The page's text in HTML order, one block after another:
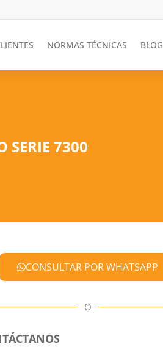
NORMAS TÉCNICAS BLOG
SERIE 7300
CONSULTAR POR WHATSAPP
O